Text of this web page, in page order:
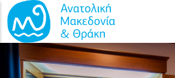
Παράκαμψη προς το κυρίως περιεχόμενο